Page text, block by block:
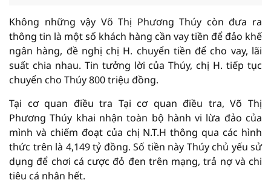
Không những vậy Võ Thị Phương Thúy còn đưa ra
thông tin là một số khách hàng cần vay tiền để đảo khế
ngân hàng, đề nghị chị H. chuyển tiền để cho vay, lãi
suất chia nhau. Tin tưởng lời của Thúy, chị H. tiếp tục
chuyển cho Thúy 800 triệu đồng.
Tại cơ quan điều tra Tại cơ quan điều tra, Võ Thị
Phương Thúy khai nhận toàn bộ hành vi lừa đảo của
mình và chiếm đoạt của chị N.T.H thông qua các hình
thức trên là 4,149 tỷ đồng. Số tiền này Thúy chủ yếu sử
dụng để chơi cá cược đỏ đen trên mạng, trả nợ và chi
tiêu cá nhân hết.